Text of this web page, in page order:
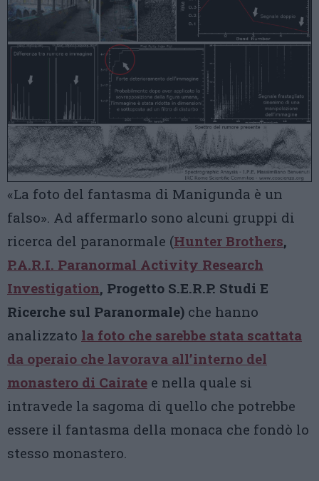
«La foto del fantasma di Manigunda è un
falso». Ad affermarlo sono alcuni gruppi di
ricerca del paranormale (Hunter Brothers,
P.A.R.I. Paranormal Activity Research
Investigation, Progetto S.E.R.P. Studi E
Ricerche sul Paranormale) che hanno
analizzato la foto che sarebbe stata scattata
da operaio che lavorava all’interno del
monastero di Cairate e nella quale si
intravede la sagoma di quello che potrebbe
essere il fantasma della monaca che fondò lo
stesso monastero.